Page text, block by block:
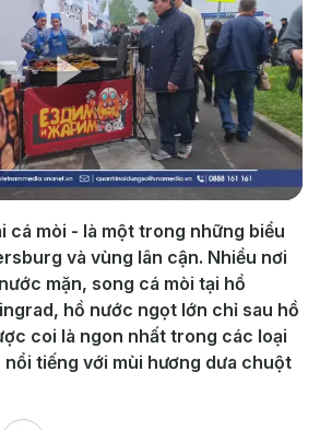
Play
Video
cá mòi - là một trong những biểu
và vùng lân cận. Nhiều nơi
mặn, song cá mòi tại hồ
hồ nước ngọt lớn chỉ sau hồ
coi là ngon nhất trong các loại
tiếng với mùi hương dưa chuột